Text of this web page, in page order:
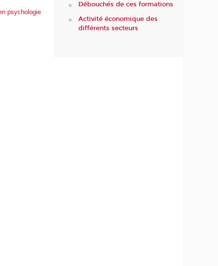
psychologie
Débouchés de ces formations
Activité économique des
différents secteurs